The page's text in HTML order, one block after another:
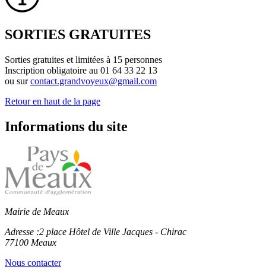
SORTIES GRATUITES
Sorties gratuites et limitées à 15 personnes
Inscription obligatoire au 01 64 33 22 13
ou surcontact.grandvoyeux@gmail.com
Retour en haut de la page
Informations du site
Mairie de Meaux
Adresse :2 place Hôtel de Ville Jacques - Chirac
77100 Meaux
Nous contacter